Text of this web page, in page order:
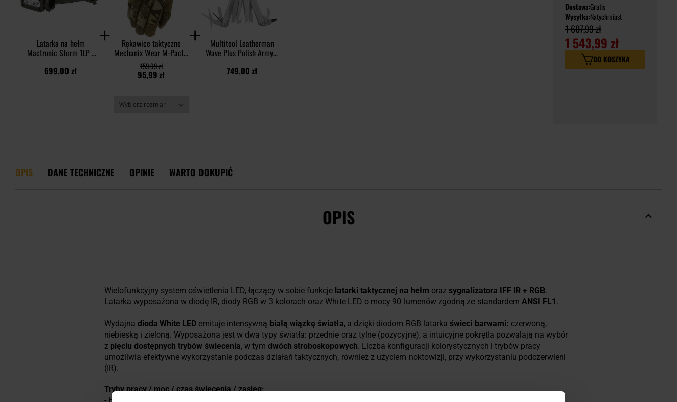
Latarka na hełm
Mactronic Storm 1LP -
699,00 zł
Rękawice taktyczne
Mechanix Wear M-Pact -
MultiCam
95,99 zł
159,99 zł
Multitool Leatherman
Wave Plus Polish Army z
749,00 zł
Dostawa:Gratis
Wysyłka:Natychmiast
1 607,99 zł
1 543,99 zł
DO KOSZYKA
OPIS DANE TECHNICZNE OPINIE WARTO DOKUPIĆ
OPIS
Wielofunkcyjny system oświetlenia LED, łączący w sobie funkcje latarki taktycznej na hełm oraz sygnalizatora IFF IR + RGB.
Latarka wyposażona w diodę IR, diody RGB w 3 kolorach oraz White LED o mocy 90 lumenów zgodną ze standardem ANSI FL1 .
Wydajna dioda White LED emituje intensywną białą wiązkę światła, a dzięki diodom RGB latarka świeci barwami: czerwoną,
niebieską i zieloną. Wyposażona jest w dwa typy światła: przednie oraz tylne (pozycyjne), a intuicyjne pokrętła pozwalają na wybór
z pięciu dostępnych trybów świecenia, w tym dwóch stroboskopowych. Liczba konfiguracji kolorystycznych i trybów pracy
umożliwia efektywne wykorzystanie podczas działań taktycznych, również z użyciem noktowizji, przy wykorzystaniu podczerwieni
(IR).
Tryby pracy / moc / czas świecenia / zasięg: